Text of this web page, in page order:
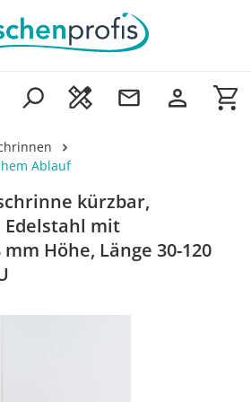
Ablauf
kürzbar,
mit
Höhe, Länge 30-120